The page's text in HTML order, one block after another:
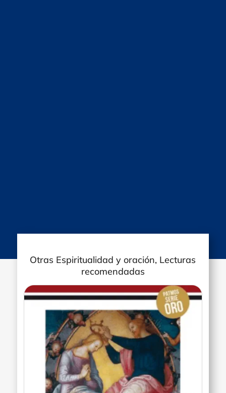
Otras Espiritualidad y oración, Lecturas
recomendadas